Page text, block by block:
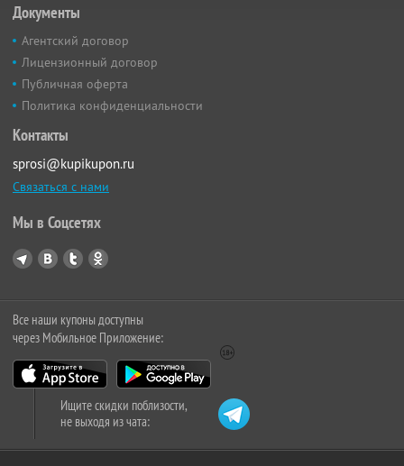
Документы
Агентский договор
Лицензионный договор
Публичная оферта
Политика конфиденциальности
Контакты
sprosi@kupikupon.ru
Связаться с нами
Мы в Соцсетях
Все наши купоны доступны
через Мобильное Приложение:
Ищите скидки поблизости,
не выходя из чата: